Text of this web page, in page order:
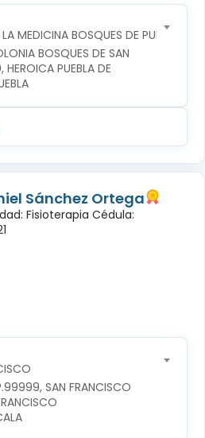
MEDICINA BOSQUES DE PUEBLA S
BOSQUES DE SAN
HEROICA PUEBLA DE
Sánchez Ortega
Fisioterapia Cédula:
SAN FRANCISCO